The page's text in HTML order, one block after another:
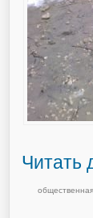
Читать